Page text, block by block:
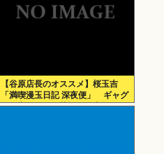
【谷原店長のオススメ】桜玉吉
「満喫漫玉日記 深夜便」 ギャグ
漫画家としての苦悩経た中年の日